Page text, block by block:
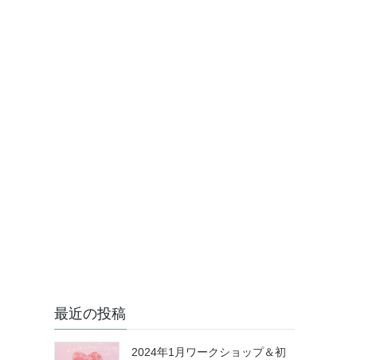
最近の投稿
2024年1月ワークショップ＆初